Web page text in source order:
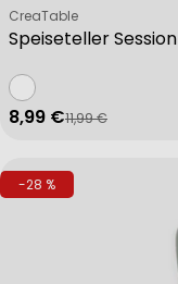
Speiseteller Session
Verkäufer:
CreaTable
Verkaufspreis
8,99 €
Regulärer Preis
11,99 €
-28 %